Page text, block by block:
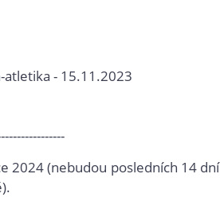
atletika - 15.11.2023
2024 (nebudou posledních 14 dní